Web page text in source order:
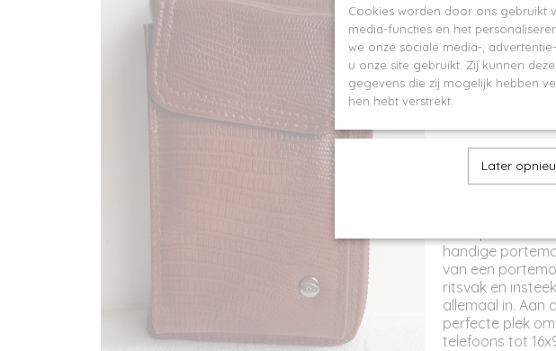
Aantal
Specificaties
Deze
handige
van een
ritsvak en
allemaal in. Aan
perfecte plek
telefoons tot
Cookies worden door ons gebruikt
media-functies en het
we onze sociale media-,
u onze site gebruikt. Zij kunnen
gegevens die zij mogelijk hebben
hen hebt verstrekt.
Later